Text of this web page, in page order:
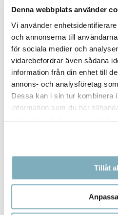
Denna webbplats använder
Vi använder
och annonserna till
för sociala medier och
vidarebefordrar även sådana
information från din enhet till
annons- och analysföretag
Dessa kan i sin tur kombinera
information som du har
samlat in när du har använt
Tillåt